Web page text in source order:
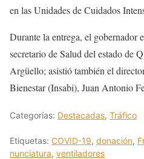
en las Unidades de Cuidados
Durante la entrega, el gobernador
secretario de Salud del estado de
Argüello; asistió también el
Bienestar (Insabi), Juan Antonio
Categorías: Destacadas, Tráfico
Etiquetas: COVID-19, donación,
nunciatura, ventiladores